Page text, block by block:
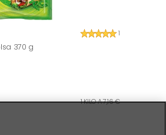
1
370 g
1 KILO A 7,16 €